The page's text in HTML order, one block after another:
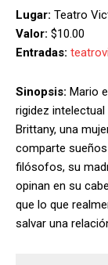
Lugar: Teatro
Valor: $10.00
Entradas:
Sinopsis: Mario
rigidez
Brittany, una
comparte
filósofos, su
opinan en su
que lo que
salvar una